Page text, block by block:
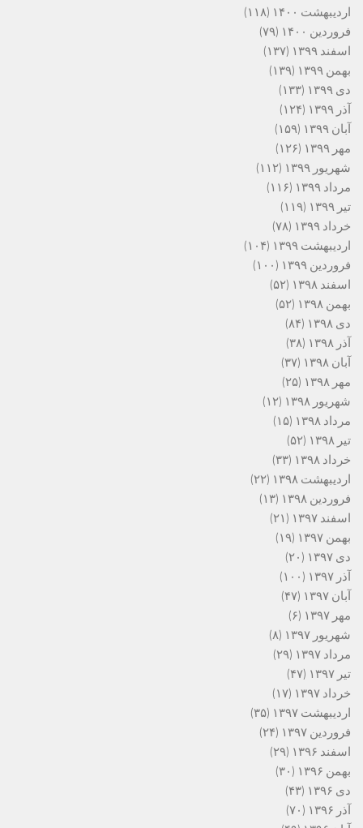
اردیبهشت ۱۴۰۰
(۱۱۸)
فروردین ۱۴۰۰
(۷۹)
اسفند ۱۳۹۹
(۱۳۷)
بهمن ۱۳۹۹
(۱۳۹)
دی ۱۳۹۹
(۱۳۳)
آذر ۱۳۹۹
(۱۲۴)
آبان ۱۳۹۹
(۱۵۹)
مهر ۱۳۹۹
(۱۲۶)
شهریور ۱۳۹۹
(۱۱۲)
مرداد ۱۳۹۹
(۱۱۶)
تیر ۱۳۹۹
(۱۱۹)
خرداد ۱۳۹۹
(۷۸)
اردیبهشت ۱۳۹۹
(۱۰۴)
فروردین ۱۳۹۹
(۱۰۰)
اسفند ۱۳۹۸
(۵۲)
بهمن ۱۳۹۸
(۵۲)
دی ۱۳۹۸
(۸۴)
آذر ۱۳۹۸
(۳۸)
آبان ۱۳۹۸
(۳۷)
مهر ۱۳۹۸
(۲۵)
شهریور ۱۳۹۸
(۱۲)
مرداد ۱۳۹۸
(۱۵)
تیر ۱۳۹۸
(۵۲)
خرداد ۱۳۹۸
(۳۳)
اردیبهشت ۱۳۹۸
(۲۲)
فروردین ۱۳۹۸
(۱۳)
اسفند ۱۳۹۷
(۲۱)
بهمن ۱۳۹۷
(۱۹)
دی ۱۳۹۷
(۲۰)
آذر ۱۳۹۷
(۱۰۰)
آبان ۱۳۹۷
(۴۷)
مهر ۱۳۹۷
(۶)
شهریور ۱۳۹۷
(۸)
مرداد ۱۳۹۷
(۲۹)
تیر ۱۳۹۷
(۴۷)
خرداد ۱۳۹۷
(۱۷)
اردیبهشت ۱۳۹۷
(۳۵)
فروردین ۱۳۹۷
(۲۴)
اسفند ۱۳۹۶
(۲۹)
بهمن ۱۳۹۶
(۳۰)
دی ۱۳۹۶
(۴۳)
آذر ۱۳۹۶
(۷۰)